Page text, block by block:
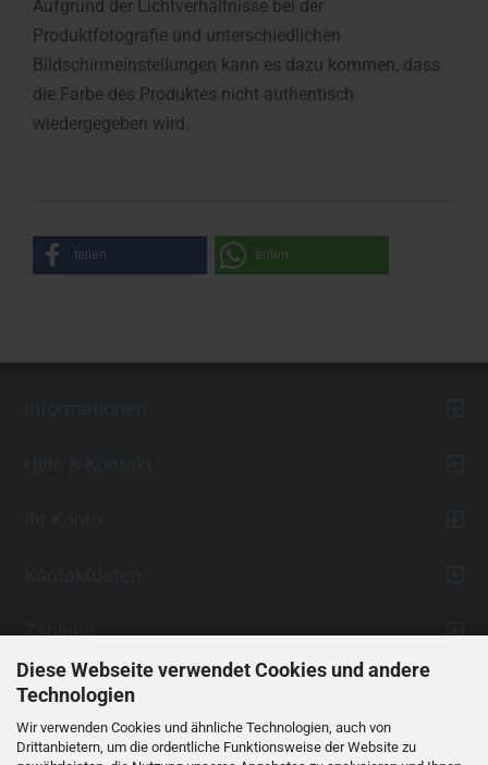
Diese Webseite verwendet Cookies und andere
Technologien
Wir verwenden Cookies und ähnliche Technologien, auch von
Drittanbietern, um die ordentliche Funktionsweise der Website zu
Aufgrund der Lichtverhältnisse bei der
Produktfotografie und unterschiedlichen
Bildschirmeinstellungen kann es dazu kommen, dass
die Farbe des Produktes nicht authentisch
wiedergegeben wird.
teilen teilen
Zahlung